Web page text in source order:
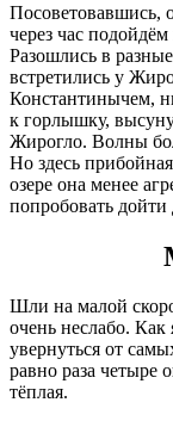
Посоветовавшись,
через час
Разошлись в
встретились у
Константинычем,
к горлышку,
Жирогло. Волны
Но здесь
озере она менее
попробовать
Шли на малой
очень неслабо.
увернуться от
равно раза четыре
тёплая.